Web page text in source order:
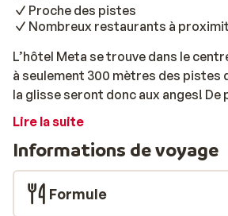
Proche des pistes
Nombreux restaurants à
L’hôtel Meta se trouve dans le
à seulement 300 mètres des pistes
la glisse seront donc aux anges! De
l’établissement propose de jolies
vacancier se sentira comme à la
journée intense sur les pistes, les
d’hiver pourront se retrouver autour
Lire la suite
Informations de voyage
Formule